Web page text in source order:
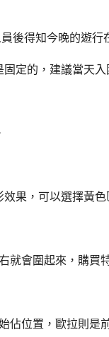
後得知今晚的遊行
定的，建議當天
果，可以選擇黃色
就會圍起來，購買
佔位置，歐拉則是